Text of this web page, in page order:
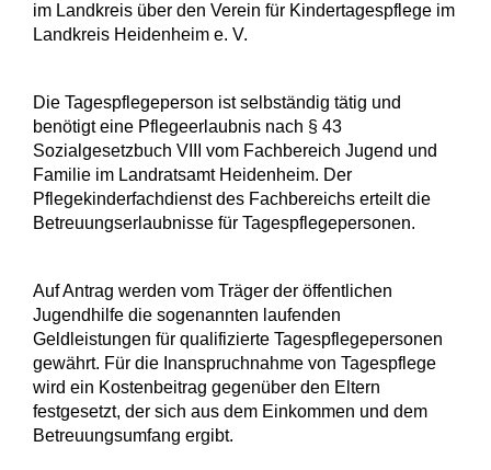
im Landkreis über den Verein für Kindertagespflege im
Landkreis Heidenheim e. V.
Die Tagespflegeperson ist selbständig tätig und
benötigt eine Pflegeerlaubnis nach § 43
Sozialgesetzbuch VIII vom Fachbereich Jugend und
Familie im Landratsamt Heidenheim. Der
Pflegekinderfachdienst des Fachbereichs erteilt die
Betreuungserlaubnisse für Tagespflegepersonen.
Auf Antrag werden vom Träger der öffentlichen
Jugendhilfe die sogenannten laufenden
Geldleistungen für qualifizierte Tagespflegepersonen
gewährt. Für die Inanspruchnahme von Tagespflege
wird ein Kostenbeitrag gegenüber den Eltern
festgesetzt, der sich aus dem Einkommen und dem
Betreuungsumfang ergibt.